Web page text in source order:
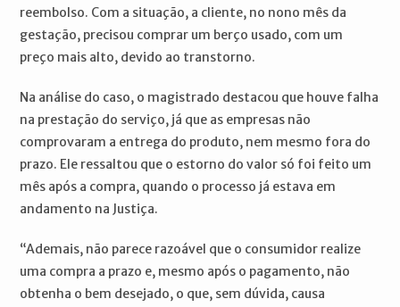
reembolso. Com a situação, a cliente, no nono mês da
gestação, precisou comprar um berço usado, com um
preço mais alto, devido ao transtorno.
Na análise do caso, o magistrado destacou que houve falha
na prestação do serviço, já que as empresas não
comprovaram a entrega do produto, nem mesmo fora do
prazo. Ele ressaltou que o estorno do valor só foi feito um
mês após a compra, quando o processo já estava em
andamento na Justiça.
“Ademais, não parece razoável que o consumidor realize
uma compra a prazo e, mesmo após o pagamento, não
obtenha o bem desejado, o que, sem dúvida, causa